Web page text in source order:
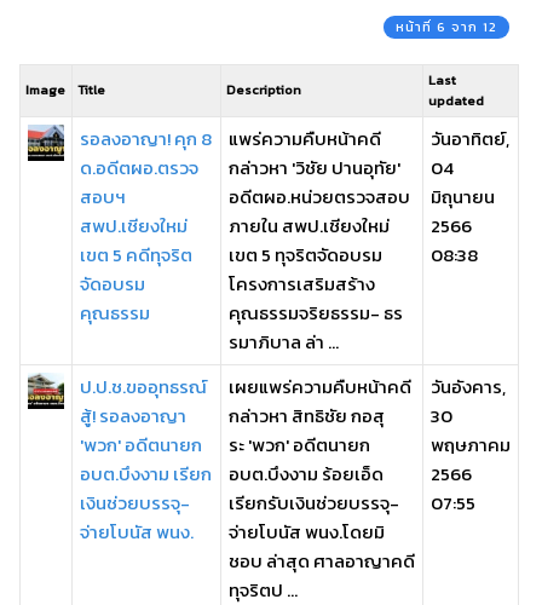
หน้าที่ 6 จาก 12
Image Title Description
Last
updated
รอลงอาญา! คุก 8
ด.อดีตผอ.ตรวจ
สอบฯ
สพป.เชียงใหม่
เขต 5 คดีทุจริต
จัดอบรม
คุณธรรม
แพร่ความคืบหน้าคดี
กล่าวหา 'วิชัย ปานอุทัย'
อดีตผอ.หน่วยตรวจสอบ
ภายใน สพป.เชียงใหม่
เขต 5 ทุจริตจัดอบรม
โครงการเสริมสร้าง
คุณธรรมจริยธรรม- ธร
รมาภิบาล ล่า ...
วันอาทิตย์,
04
มิถุนายน
2566
08:38
ป.ป.ช.ขออุทธรณ์
สู้! รอลงอาญา
'พวก' อดีตนายก
อบต.บึงงาม เรียก
เงินช่วยบรรจุ-
จ่ายโบนัส พนง.
เผยแพร่ความคืบหน้าคดี
กล่าวหา สิทธิชัย กอสุ
ระ 'พวก' อดีตนายก
อบต.บึงงาม ร้อยเอ็ด
เรียกรับเงินช่วยบรรจุ-
จ่ายโบนัส พนง.โดยมิ
ชอบ ล่าสุด ศาลอาญาคดี
ทุจริตป ...
วันอังคาร,
30
พฤษภาคม
2566
07:55